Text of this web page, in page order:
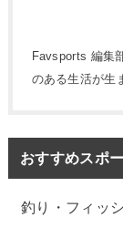
Favsports 編集
のある生活が生
おすすめスポ
釣り・フィッ